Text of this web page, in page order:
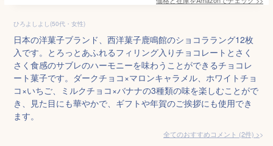
ひろよしよし(50代・女性)
日本の洋菓子ブランド、西洋菓子鹿鳴館のショコララング12枚
入です。とろっとあふれるフィリング入りチョコレートとさく
さく食感のサブレのハーモニーを味わうことができるチョコレ
ート菓子です。ダークチョコ×マロンキャラメル、ホワイトチョ
コ×いちご、ミルクチョコ×バナナの3種類の味を楽しむことがで
き、見た目にも華やかで、ギフトや年賀のご挨拶にも使用でき
ます。
全てのおすすめコメント (2件) >